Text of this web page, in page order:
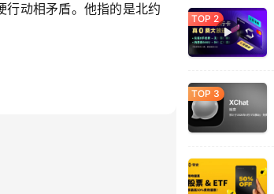
动相矛盾。他指的是北约